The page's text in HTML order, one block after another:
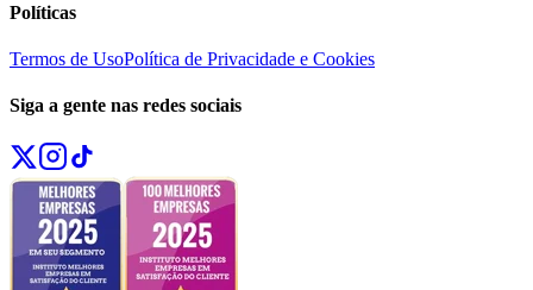
Políticas
Termos de UsoPolítica de Privacidade e Cookies
Siga a gente nas redes sociais